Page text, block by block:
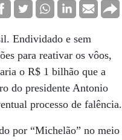
Endividado e sem
para reativar os vôos,
o R$ 1 bilhão que a
do presidente Antonio
processo de falência.
por “Michelão” no meio